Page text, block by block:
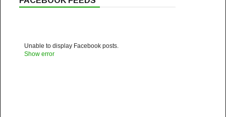
Unable to display Facebook posts.
Show error